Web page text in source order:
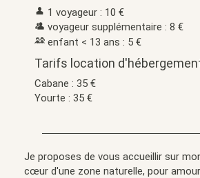
1 voyageur : 10 €
voyageur supplémentaire : 8 €
enfant < 13 ans : 5 €
Tarifs location
Cabane : 35 €
Yourte : 35 €
Je proposes de vous accueillir sur
cœur d'une zone naturelle, pour